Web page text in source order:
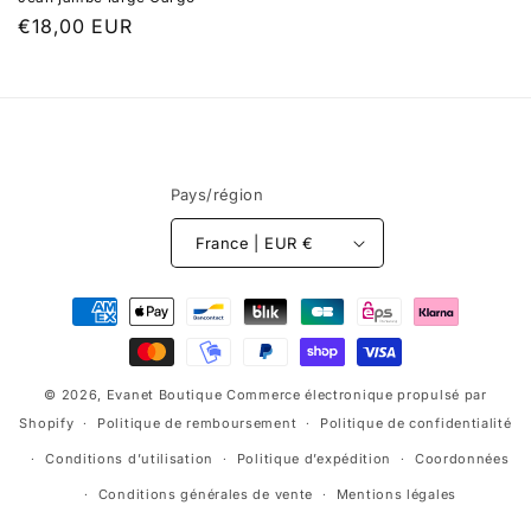
Prix
€18,00 EUR
Pays/région
France | EUR €
Moyens
© 2026, Evanet Boutique Commerce électronique propulsé par
Shopify
Politique de remboursement Politique de confidentialité
Conditions d’utilisation Politique d’expédition Coordonnées
Conditions générales de vente Mentions légales